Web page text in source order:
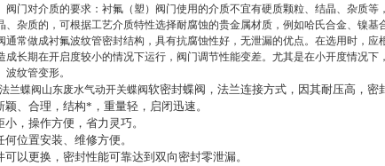
阀门对介质的要求：衬氟（塑）阀门使用的介质不宜有硬质颗粒、结晶、杂质
、杂质的，可根据工艺介质特性选择耐腐蚀的贵金属材质，例如哈氏合金、镍基
通常做成衬氟波纹管密封结构，具有抗腐蚀性好，无泄漏的优点。在选用时，
成长期在开启度较小的情况下运行，阀门调节性能变差。尤其是在小开度情况
波纹管变形。
兰蝶阀山东废水气动开关蝶阀软密封蝶阀，法兰连接方式，因其耐压高，密
颖、合理，结构*，重量轻，启闭迅速。
小，操作方便，省力灵巧。
何位置安装、维修方便。
可以更换，密封性能可靠达到双向密封零泄漏。